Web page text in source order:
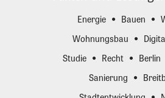
Energie Bauen
Wohnungsbau
Studie
Recht Berlin
Sanierung